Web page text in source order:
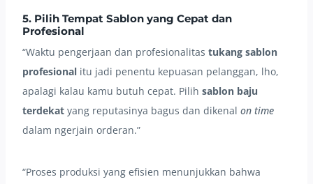
5. Pilih Tempat Sablon yang Cepat dan
Profesional
“Waktu pengerjaan dan profesionalitas tukang sablon
profesional itu jadi penentu kepuasan pelanggan, lho,
apalagi kalau kamu butuh cepat. Pilih sablon baju
terdekat yang reputasinya bagus dan dikenal on time
dalam ngerjain orderan.”
“Proses produksi yang efisien menunjukkan bahwa